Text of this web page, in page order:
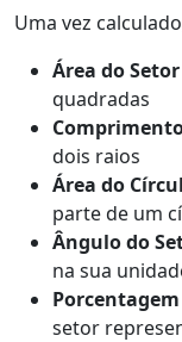
Uma vez
Área do Setor
quadradas
dois raios
Área do
parte de um
Ângulo do
na sua
setor